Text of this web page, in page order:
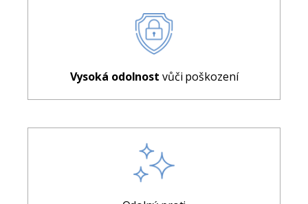
Vysoká odolnost vůči poškození